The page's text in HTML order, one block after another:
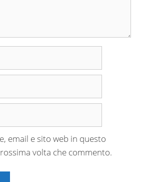
email e sito web in questo
volta che commento.